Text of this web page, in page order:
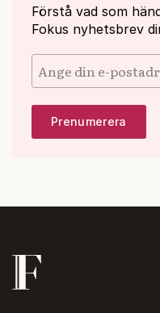
Förstå vad som
Fokus nyhetsbrev